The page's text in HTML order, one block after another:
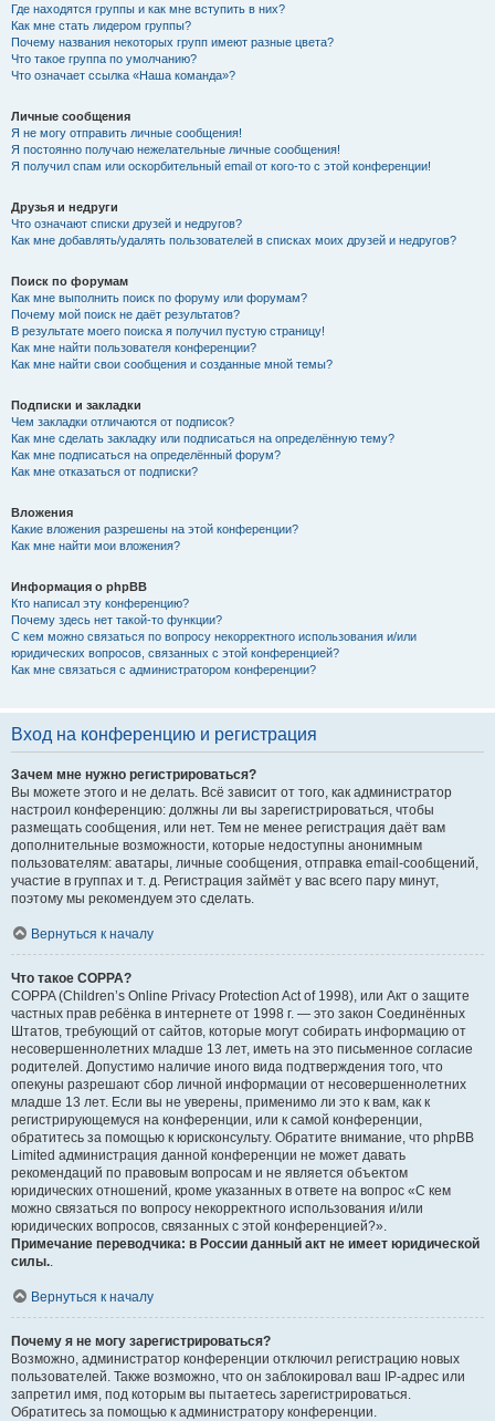
Где находятся группы и как мне вступить в них?
Как мне стать лидером группы?
Почему названия некоторых групп имеют разные цвета?
Что такое группа по умолчанию?
Что означает ссылка «Наша команда»?
Личные сообщения
Я не могу отправить личные сообщения!
Я постоянно получаю нежелательные личные сообщения!
Я получил спам или оскорбительный email от кого-то с этой конференции!
Друзья и недруги
Что означают списки друзей и недругов?
Как мне добавлять/удалять пользователей в списках моих друзей и недругов?
Поиск по форумам
Как мне выполнить поиск по форуму или форумам?
Почему мой поиск не даёт результатов?
В результате моего поиска я получил пустую страницу!
Как мне найти пользователя конференции?
Как мне найти свои сообщения и созданные мной темы?
Подписки и закладки
Чем закладки отличаются от подписок?
Как мне сделать закладку или подписаться на определённую тему?
Как мне подписаться на определённый форум?
Как мне отказаться от подписки?
Вложения
Какие вложения разрешены на этой конференции?
Как мне найти мои вложения?
Информация о phpBB
Кто написал эту конференцию?
Почему здесь нет такой-то функции?
С кем можно связаться по вопросу некорректного использования и/или
юридических вопросов, связанных с этой конференцией?
Как мне связаться с администратором конференции?
Вход на конференцию и регистрация
Зачем мне нужно регистрироваться?
Вы можете этого и не делать. Всё зависит от того, как администратор
настроил конференцию: должны ли вы зарегистрироваться, чтобы
размещать сообщения, или нет. Тем не менее регистрация даёт вам
дополнительные возможности, которые недоступны анонимным
пользователям: аватары, личные сообщения, отправка email-сообщений,
участие в группах и т. д. Регистрация займёт у вас всего пару минут,
поэтому мы рекомендуем это сделать.
Вернуться к началу
Что такое COPPA?
COPPA (Children’s Online Privacy Protection Act of 1998), или Акт о защите
частных прав ребёнка в интернете от 1998 г. — это закон Соединённых
Штатов, требующий от сайтов, которые могут собирать информацию от
несовершеннолетних младше 13 лет, иметь на это письменное согласие
родителей. Допустимо наличие иного вида подтверждения того, что
опекуны разрешают сбор личной информации от несовершеннолетних
младше 13 лет. Если вы не уверены, применимо ли это к вам, как к
регистрирующемуся на конференции, или к самой конференции,
обратитесь за помощью к юрисконсульту. Обратите внимание, что phpBB
Limited администрация данной конференции не может давать
рекомендаций по правовым вопросам и не является объектом
юридических отношений, кроме указанных в ответе на вопрос «С кем
можно связаться по вопросу некорректного использования и/или
юридических вопросов, связанных с этой конференцией?».
Примечание переводчика: в России данный акт не имеет юридической
силы..
Вернуться к началу
Почему я не могу зарегистрироваться?
Возможно, администратор конференции отключил регистрацию новых
пользователей. Также возможно, что он заблокировал ваш IP-адрес или
запретил имя, под которым вы пытаетесь зарегистрироваться.
Обратитесь за помощью к администратору конференции.